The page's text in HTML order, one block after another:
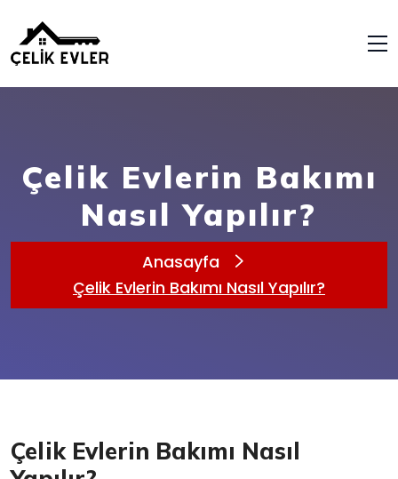
Çelik Evlerin Bakımı
Nasıl Yapılır?
Anasayfa
Çelik Evlerin Bakımı Nasıl Yapılır?
Çelik Evlerin Bakımı Nasıl